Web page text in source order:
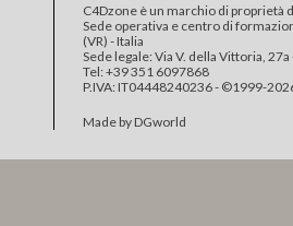
C4Dzone è un marchio di proprietà
Sede operativa e centro di
(VR) - Italia
Sede legale: Via V. della Vittoria,
Tel: +39 351 6097868‬
P.IVA: IT04448240236 - ©1999-
Made by DGworld